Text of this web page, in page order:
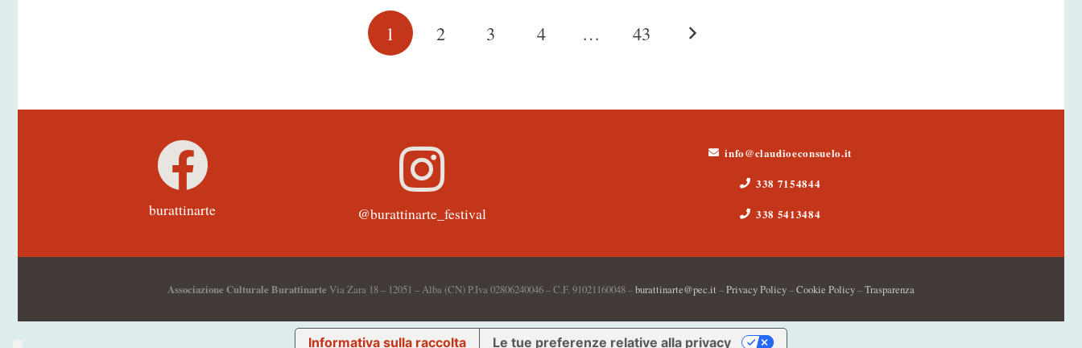
1 2 3 4 … 43
burattinarte @burattinarte_festival
info@claudioeconsuelo.it
338 7154844
338 5413484
Associazione Culturale Burattinarte Via Zara 18 – 12051 – Alba (CN) P.Iva 02806240046 – C.F. 91021160048 –burattinarte@pec.it –Privacy Policy–Cookie Policy–Trasparenza
Informativa sulla raccolta Le tue preferenze relative alla privacy